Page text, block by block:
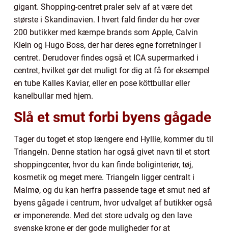
gigant. Shopping-centret praler selv af at være det
største i Skandinavien. I hvert fald finder du her over
200 butikker med kæmpe brands som Apple, Calvin
Klein og Hugo Boss, der har deres egne forretninger i
centret. Derudover findes også et ICA supermarked i
centret, hvilket gør det muligt for dig at få for eksempel
en tube Kalles Kaviar, eller en pose köttbullar eller
kanelbullar med hjem.
Slå et smut forbi byens gågade
Tager du toget et stop længere end Hyllie, kommer du til
Triangeln. Denne station har også givet navn til et stort
shoppingcenter, hvor du kan finde boliginteriør, tøj,
kosmetik og meget mere. Triangeln ligger centralt i
Malmø, og du kan herfra passende tage et smut ned af
byens gågade i centrum, hvor udvalget af butikker også
er imponerende. Med det store udvalg og den lave
svenske krone er der gode muligheder for at